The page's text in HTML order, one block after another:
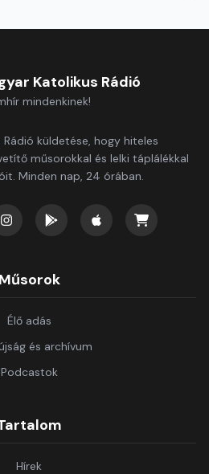
Katolikus Rádió
mindenkinek!
küldetése, hogy hiteles
műsorokkal és lelki táplálékkal
Minden nap, 24 órában.
Műsorok
Élő adás
és archívum
Podcastok
Hírek